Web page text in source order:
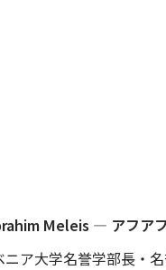
Meleis ― アフア
ア大学名誉学部長・